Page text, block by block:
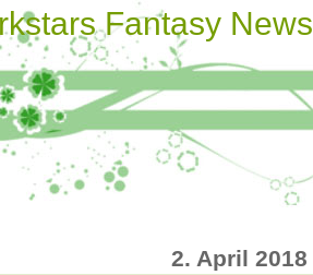
Fantasy News
2. April 2018